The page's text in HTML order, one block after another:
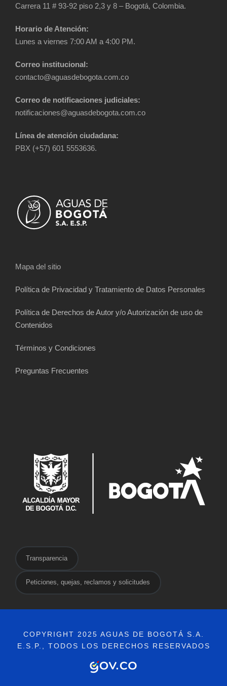
Carrera 11 # 93-92 piso 2,3 y 8 – Bogotá, Colombia.
Horario de Atención:
Lunes a viernes 7:00 AM a 4:00 PM.
Correo institucional:
contacto@aguasdebogota.com.co
Correo de notificaciones judiciales:
notificaciones@aguasdebogota.com.co
Línea de atención ciudadana:
PBX (+57) 601 5553636.
Mapa del sitio
Política de Privacidad y Tratamiento de Datos Personales
Política de Derechos de Autor y/o Autorización de uso de
Contenidos
Términos y Condiciones
Preguntas Frecuentes
Transparencia
Peticiones, quejas, reclamos y solicitudes
COPYRIGHT 2025 AGUAS DE BOGOTÁ S.A.
E.S.P., TODOS LOS DERECHOS RESERVADOS